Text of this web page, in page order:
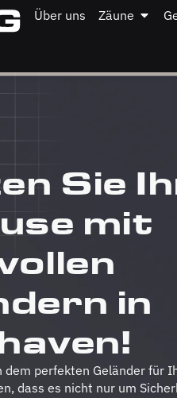
Über uns Zäune
Sie
mit
in
dem perfekten Geländer für
dass es nicht nur um